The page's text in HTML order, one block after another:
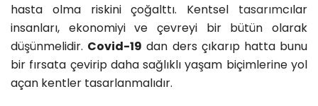
hasta olma riskini çoğalttı. Kentsel tasarımcılar
insanları, ekonomiyi ve çevreyi bir bütün olarak
düşünmelidir. Covid-19 dan ders çıkarıp hatta bunu
bir fırsata çevirip daha sağlıklı yaşam biçimlerine yol
açan kentler tasarlanmalıdır.